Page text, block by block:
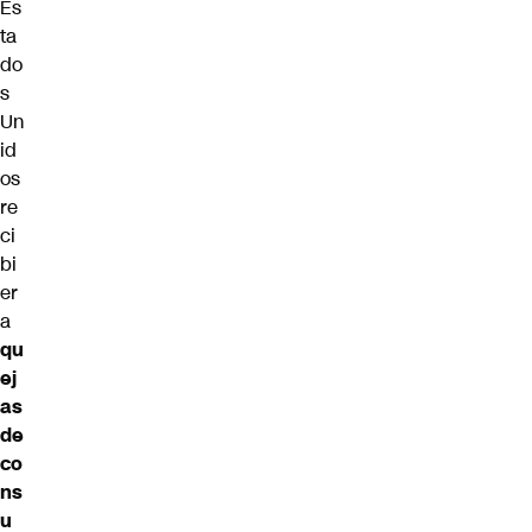
Es
ta
do
s
Un
id
os
re
ci
bi
er
a
qu
ej
as
de
co
ns
u